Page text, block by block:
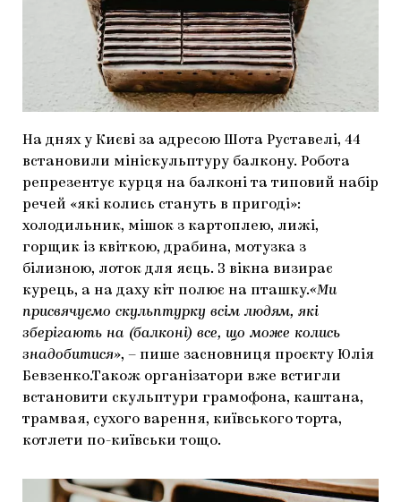
МАРІУПОЛЬСЬКІ МАРГІНАЛІЇ
ДОСЛІДНИЦЬКА ПЛАТФОРМА
ЗАПАЛЕННЯ
На днях у Києві за адресою Шота Руставелі, 44
встановили мініскульптуру балкону. Робота
репрезентує курця на балконі та типовий набір
речей «які колись стануть в пригоді»:
холодильник, мішок з картоплею, лижі,
горщик із квіткою, драбина, мотузка з
білизною, лоток для яєць. З вікна визирає
курець, а на даху кіт полює на пташку.«Ми
присвячуємо скульптурку всім людям, які
зберігають на (балконі) все, що може колись
знадобитися», – пише засновниця проєкту Юлія
Бевзенко.Також організатори вже встигли
встановити скульптури грамофона, каштана,
трамвая, сухого варення, київського торта,
котлети по-київськи тощо.